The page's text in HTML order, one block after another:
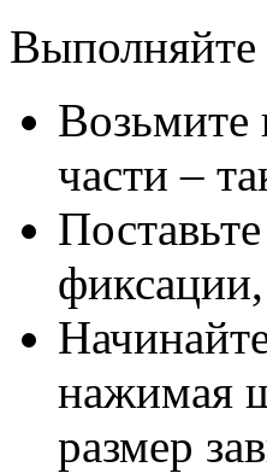
Выполняйте
Возьмите
части –
нажимая
размер